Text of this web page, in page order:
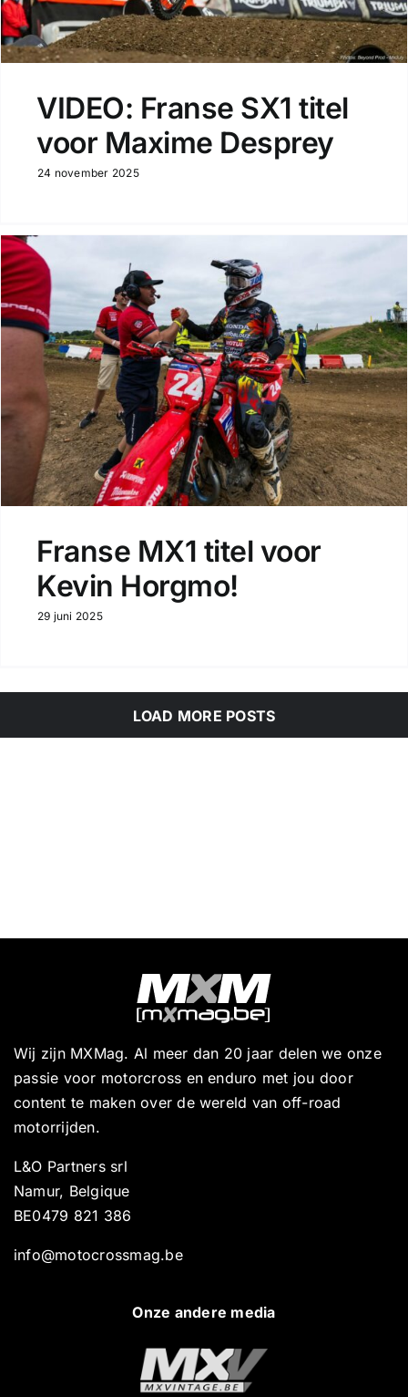
VIDEO: Franse SX1 titel
voor Maxime Desprey
24 november 2025
Franse MX1 titel voor
Kevin Horgmo!
29 juni 2025
LOAD MORE POSTS
Wij zijn MXMag. Al meer dan 20 jaar delen we onze
passie voor motorcross en enduro met jou door
content te maken over de wereld van off-road
motorrijden.
L&O Partners srl
Namur, Belgique
BE0479 821 386
info@motocrossmag.be
Onze andere media